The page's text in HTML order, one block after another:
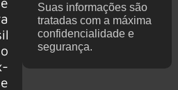
palcos
Suas informações são
tratadas com a máxima
confidencialidade e
segurança.